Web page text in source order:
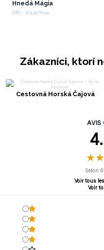
Hnedá Mágia
OPC : €5.10/kus
Zákazníci, ktorí
Cestovná Horská Čajová
AVIS
★★
★★
Selon
Voir tous
Voir